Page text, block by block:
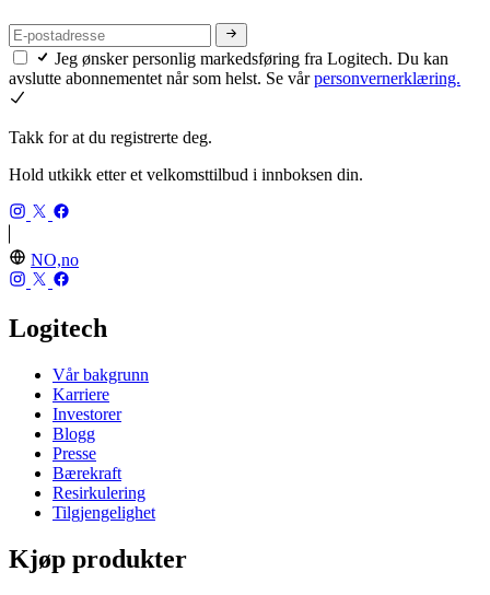
Jeg ønsker personlig markedsføring fra Logitech. Du kan
avslutte abonnementet når som helst. Se vårpersonvernerklæring.
Takk for at du registrerte deg.
Hold utkikk etter et velkomsttilbud i innboksen din.
NO,no
Logitech
Vår bakgrunn
Karriere
Investorer
Blogg
Presse
Bærekraft
Resirkulering
Tilgjengelighet
Kjøp produkter